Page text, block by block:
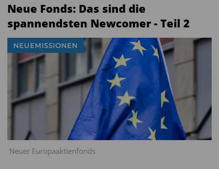
Neue Fonds: Das sind die
spannendsten Newcomer - Teil 2
Neuer Europaaktienfonds
NEUEMISSIONEN